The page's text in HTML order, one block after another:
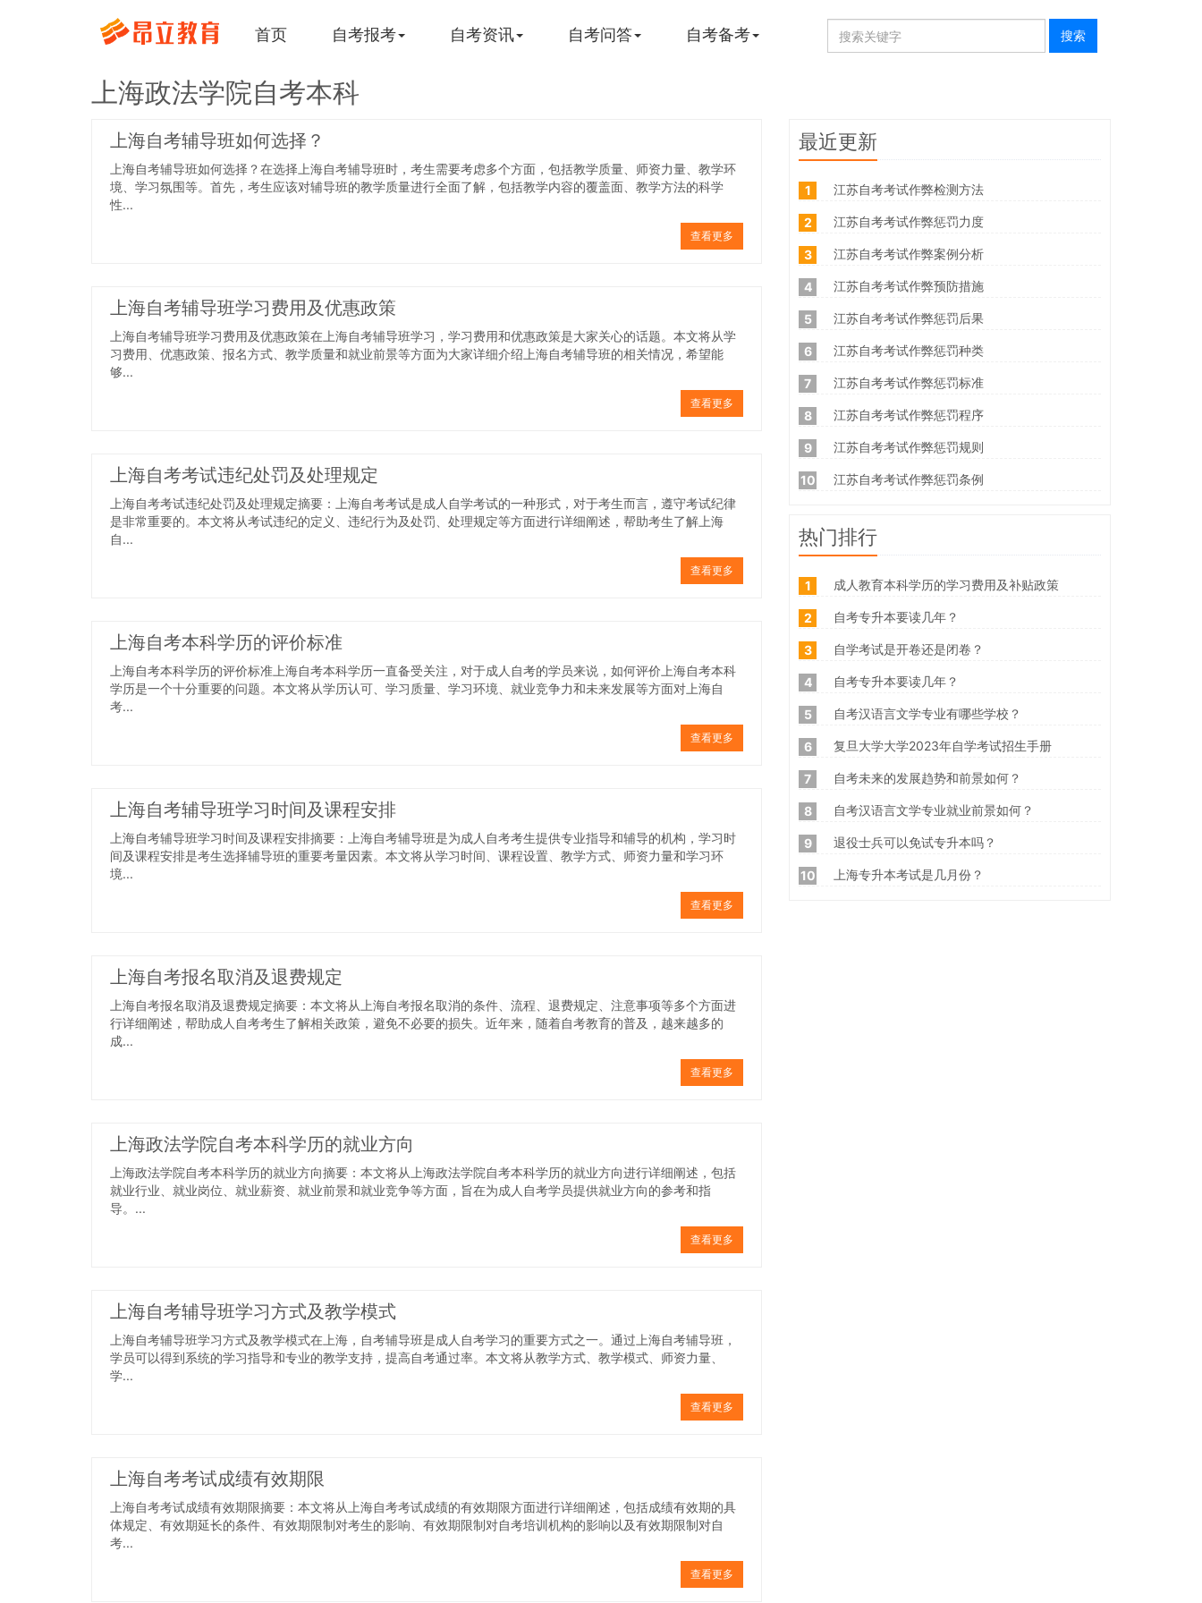
首页 自考报考 自考资讯 自考问答 自考备考
上海政法学院自考本科
上海自考辅导班如何选择？
上海自考辅导班如何选择？在选择上海自考辅导班时，考生需要考虑多个方面，包括教学质量、师资力量、教学环
境、学习氛围等。首先，考生应该对辅导班的教学质量进行全面了解，包括教学内容的覆盖面、教学方法的科学
性...
查看更多
上海自考辅导班学习费用及优惠政策
上海自考辅导班学习费用及优惠政策在上海自考辅导班学习，学习费用和优惠政策是大家关心的话题。本文将从学
习费用、优惠政策、报名方式、教学质量和就业前景等方面为大家详细介绍上海自考辅导班的相关情况，希望能
够...
查看更多
上海自考考试违纪处罚及处理规定
上海自考考试违纪处罚及处理规定摘要：上海自考考试是成人自学考试的一种形式，对于考生而言，遵守考试纪律
是非常重要的。本文将从考试违纪的定义、违纪行为及处罚、处理规定等方面进行详细阐述，帮助考生了解上海
自...
查看更多
上海自考本科学历的评价标准
上海自考本科学历的评价标准上海自考本科学历一直备受关注，对于成人自考的学员来说，如何评价上海自考本科
学历是一个十分重要的问题。本文将从学历认可、学习质量、学习环境、就业竞争力和未来发展等方面对上海自
考...
查看更多
上海自考辅导班学习时间及课程安排
上海自考辅导班学习时间及课程安排摘要：上海自考辅导班是为成人自考考生提供专业指导和辅导的机构，学习时
间及课程安排是考生选择辅导班的重要考量因素。本文将从学习时间、课程设置、教学方式、师资力量和学习环
境...
查看更多
上海自考报名取消及退费规定
上海自考报名取消及退费规定摘要：本文将从上海自考报名取消的条件、流程、退费规定、注意事项等多个方面进
行详细阐述，帮助成人自考考生了解相关政策，避免不必要的损失。近年来，随着自考教育的普及，越来越多的
成...
查看更多
上海政法学院自考本科学历的就业方向
上海政法学院自考本科学历的就业方向摘要：本文将从上海政法学院自考本科学历的就业方向进行详细阐述，包括
就业行业、就业岗位、就业薪资、就业前景和就业竞争等方面，旨在为成人自考学员提供就业方向的参考和指
导。...
查看更多
上海自考辅导班学习方式及教学模式
上海自考辅导班学习方式及教学模式在上海，自考辅导班是成人自考学习的重要方式之一。通过上海自考辅导班，
学员可以得到系统的学习指导和专业的教学支持，提高自考通过率。本文将从教学方式、教学模式、师资力量、
学...
查看更多
上海自考考试成绩有效期限
上海自考考试成绩有效期限摘要：本文将从上海自考考试成绩的有效期限方面进行详细阐述，包括成绩有效期的具
体规定、有效期延长的条件、有效期限制对考生的影响、有效期限制对自考培训机构的影响以及有效期限制对自
考...
查看更多
最近更新
1 江苏自考考试作弊检测方法
2 江苏自考考试作弊惩罚力度
3 江苏自考考试作弊案例分析
4 江苏自考考试作弊预防措施
5 江苏自考考试作弊惩罚后果
6 江苏自考考试作弊惩罚种类
7 江苏自考考试作弊惩罚标准
8 江苏自考考试作弊惩罚程序
9 江苏自考考试作弊惩罚规则
10 江苏自考考试作弊惩罚条例
热门排行
1 成人教育本科学历的学习费用及补贴政策
2 自考专升本要读几年？
3 自学考试是开卷还是闭卷？
4 自考专升本要读几年？
5 自考汉语言文学专业有哪些学校？
6 复旦大学大学2023年自学考试招生手册
7 自考未来的发展趋势和前景如何？
8 自考汉语言文学专业就业前景如何？
9 退役士兵可以免试专升本吗？
10 上海专升本考试是几月份？